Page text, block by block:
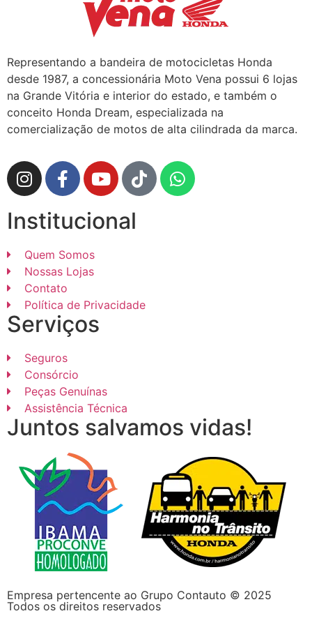
Representando a bandeira de motocicletas Honda
desde 1987, a concessionária Moto Vena possui 6 lojas
na Grande Vitória e interior do estado, e também o
conceito Honda Dream, especializada na
comercialização de motos de alta cilindrada da marca.
Institucional
Quem Somos
Nossas Lojas
Contato
Política de Privacidade
Serviços
Seguros
Consórcio
Peças Genuínas
Assistência Técnica
Juntos salvamos vidas!
Empresa pertencente ao Grupo Contauto © 2025
Todos os direitos reservados